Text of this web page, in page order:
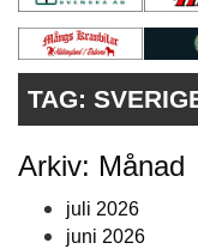
VÅRA ANDRA
PRENUMERERA
ANNONSERA
TAG:
Arkiv: Månad
juli 2026
juni 2026